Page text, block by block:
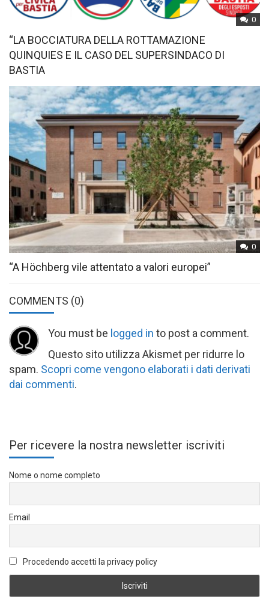
0
“LA BOCCIATURA DELLA ROTTAMAZIONE
QUINQUIES E IL CASO DEL SUPERSINDACO DI
BASTIA
0
“A Höchberg vile attentato a valori europei”
COMMENTS (0)
You must be logged in to post a comment.
Questo sito utilizza Akismet per ridurre lo
spam. Scopri come vengono elaborati i dati derivati
dai commenti.
Per ricevere la nostra newsletter iscriviti
Nome o nome completo
Email
Procedendo accetti la privacy policy